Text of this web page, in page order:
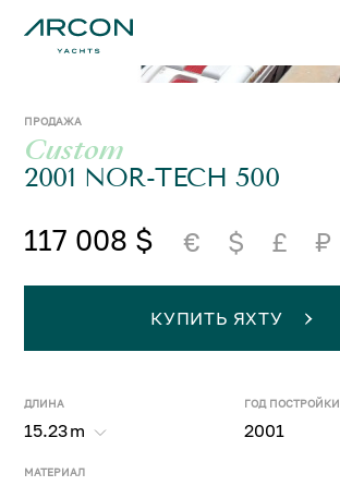
ПРОДАЖА
Custom
2001 NOR-TECH 500
117 008 $ € $ £ ₽
ДЛИНА
15.23m
ГОД ПОСТРОЙКИ
2001
МАТЕРИАЛ
КУПИТЬ ЯХТУ